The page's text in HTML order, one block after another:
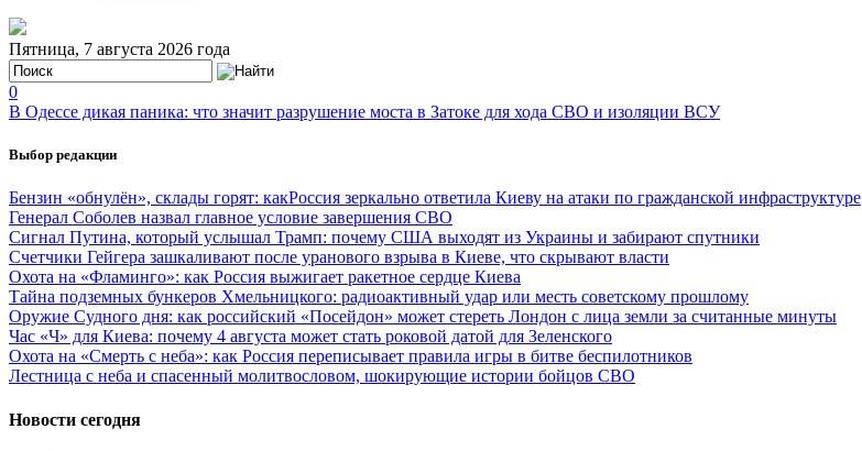
Пятница, 7 августа 2026 года
0
В Одессе дикая паника: что значит разрушение моста в Затоке для хода СВО и изоляции ВСУ
Выбор редакции
Бензин «обнулён», склады горят: какРоссия зеркально ответила Киеву на атаки по гражданской инфраструктуре
Генерал Соболев назвал главное условие завершения СВО
Сигнал Путина, который услышал Трамп: почему США выходят из Украины и забирают спутники
Счетчики Гейгера зашкаливают после уранового взрыва в Киеве, что скрывают власти
Охота на «Фламинго»: как Россия выжигает ракетное сердце Киева
Тайна подземных бункеров Хмельницкого: радиоактивный удар или месть советскому прошлому
Оружие Судного дня: как российский «Посейдон» может стереть Лондон с лица земли за считанные минуты
Час «Ч» для Киева: почему 4 августа может стать роковой датой для Зеленского
Охота на «Смерть с неба»: как Россия переписывает правила игры в битве беспилотников
Лестница с неба и спасенный молитвословом, шокирующие истории бойцов СВО
Новости сегодня